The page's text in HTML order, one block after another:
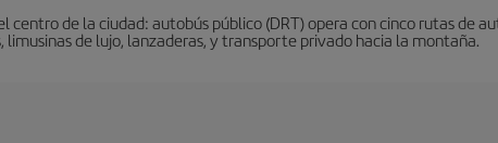
de la ciudad: autobús público (DRT) opera con cinco rutas de
de lujo, lanzaderas, y transporte privado hacia la montaña.